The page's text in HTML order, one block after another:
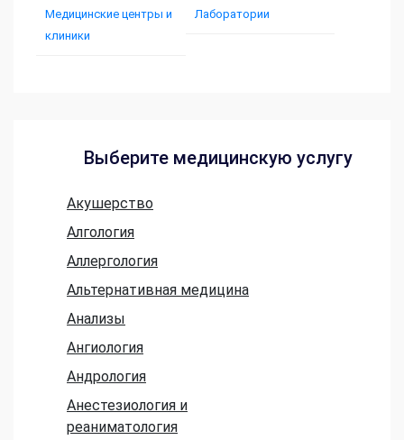
Медицинские центры и
клиники
Лаборатории
Выберите медицинскую услугу
Акушерство
Алгология
Аллергология
Альтернативная медицина
Анализы
Ангиология
Андрология
Анестезиология и
реаниматология